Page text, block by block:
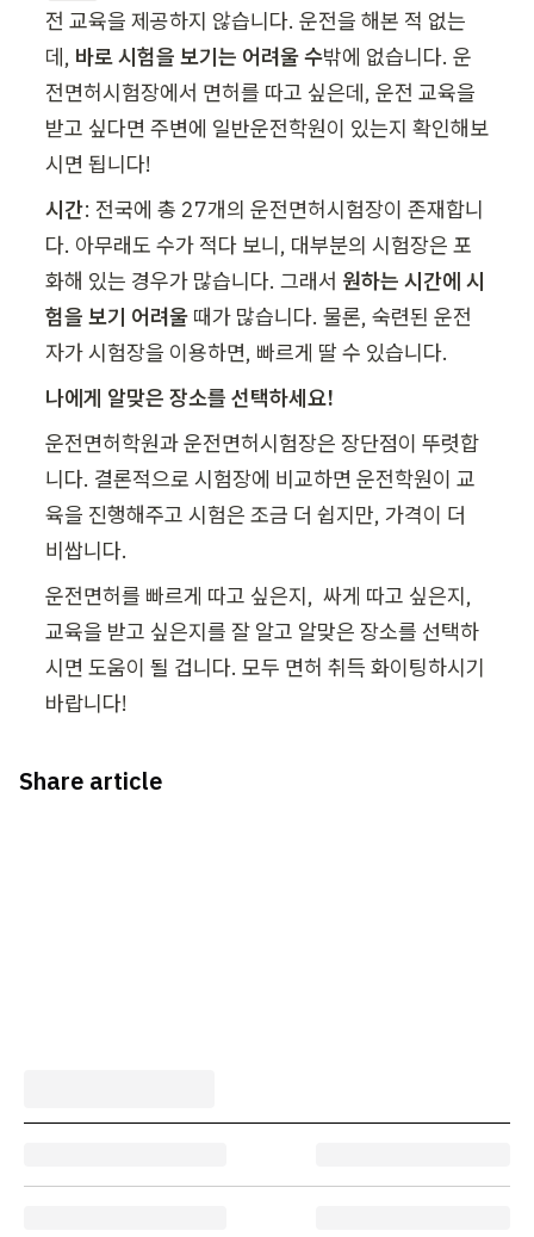
전 교육을 제공하지 않습니다. 운전을 해본 적 없는
데, 바로 시험을 보기는 어려울 수밖에 없습니다. 운
전면허시험장에서 면허를 따고 싶은데, 운전 교육을
받고 싶다면 주변에 일반운전학원이 있는지 확인해보
시면 됩니다!
시간: 전국에 총 27개의 운전면허시험장이 존재합니
다. 아무래도 수가 적다 보니, 대부분의 시험장은 포
화해 있는 경우가 많습니다. 그래서 원하는 시간에 시
험을 보기 어려울 때가 많습니다. 물론, 숙련된 운전
자가 시험장을 이용하면, 빠르게 딸 수 있습니다.
나에게 알맞은 장소를 선택하세요!
운전면허학원과 운전면허시험장은 장단점이 뚜렷합
니다. 결론적으로 시험장에 비교하면 운전학원이 교
육을 진행해주고 시험은 조금 더 쉽지만, 가격이 더
비쌉니다.
운전면허를 빠르게 따고 싶은지,  싸게 따고 싶은지,
교육을 받고 싶은지를 잘 알고 알맞은 장소를 선택하
시면 도움이 될 겁니다. 모두 면허 취득 화이팅하시기
바랍니다!
Share article